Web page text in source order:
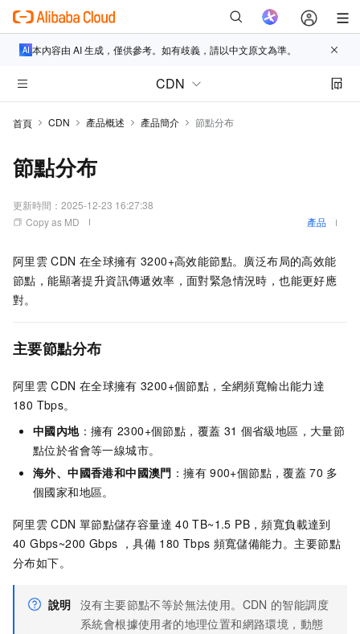
本內容由 AI 生成，僅供參考。如有歧義，請以中文原文為準。
CDN
首頁 CDN 產品概述 產品簡介 節點分布
節點分布
更新時間： 2025-12-23 16:27:38
Copy as MD
產品
阿里雲 CDN 在全球擁有 3200+高效能節點。廣泛布局的高效能
節點，能顯著提升資訊傳遞效率，面對緊急情況時，也能更好應
對。
主要節點分布
阿里雲 CDN 在全球擁有 3200+個節點，全網頻寬輸出能力達
180 Tbps。
中國內地：擁有 2300+個節點，覆蓋 31 個省級地區，大量節
點位於省會等一線城市。
海外、中國香港和中國澳門 ：擁有 900+個節點，覆蓋 70 多
個國家和地區。
阿里雲 CDN 單節點儲存容量達 40 TB~1.5 PB，頻寬負載達到
40 Gbps~200 Gbps ，具備 180 Tbps 頻寬儲備能力。主要節點
分布如下。
說明 沒有主要節點不等於無法使用。 CDN 的智能調度
系統會根據使用者的地理位置和網路環境，動態